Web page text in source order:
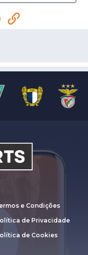
e Condições
de Privacidade
de Cookies